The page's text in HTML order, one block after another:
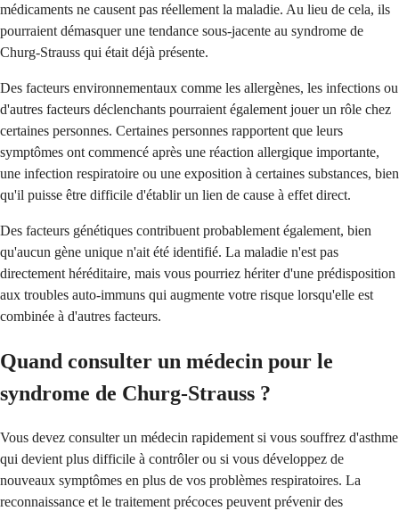
médicaments ne causent pas réellement la maladie. Au lieu de cela, ils
pourraient démasquer une tendance sous-jacente au syndrome de
Churg-Strauss qui était déjà présente.
Des facteurs environnementaux comme les allergènes, les infections ou
d'autres facteurs déclenchants pourraient également jouer un rôle chez
certaines personnes. Certaines personnes rapportent que leurs
symptômes ont commencé après une réaction allergique importante,
une infection respiratoire ou une exposition à certaines substances, bien
qu'il puisse être difficile d'établir un lien de cause à effet direct.
Des facteurs génétiques contribuent probablement également, bien
qu'aucun gène unique n'ait été identifié. La maladie n'est pas
directement héréditaire, mais vous pourriez hériter d'une prédisposition
aux troubles auto-immuns qui augmente votre risque lorsqu'elle est
combinée à d'autres facteurs.
Quand consulter un médecin pour le
syndrome de Churg-Strauss ?
Vous devez consulter un médecin rapidement si vous souffrez d'asthme
qui devient plus difficile à contrôler ou si vous développez de
nouveaux symptômes en plus de vos problèmes respiratoires. La
reconnaissance et le traitement précoces peuvent prévenir des